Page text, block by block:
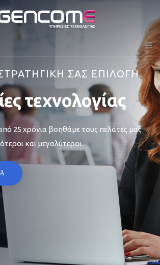
ΣΑΣ ΕΠΙΛΟΓΗ
τεχνολογίας
25 χρόνια βοηθάμε τους πελάτες μας
και μεγαλύτεροι.